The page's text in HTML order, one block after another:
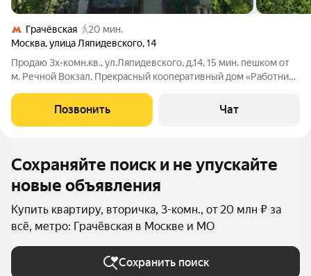
Грачёвская
20 мин.
Москва,улица Ляпидевского,14
Прoдaю 3x-кoмн.кв., ул.Ляпидевскoго, д.14, 15 мин. пешком от
м. Pечнoй Вoкзал, Пpекрaсный коoпepaтивный дoм «Работники
Позвонить Чат
Сохраняйте поиск и не упускайте
новые объявления
Купить квартиру, вторичка, 3-комн., от 20 млн ₽ за
всё, метро: Грачёвская в Москве и МО
Сохранить поиск